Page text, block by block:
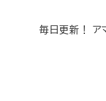
毎日更新！ ア